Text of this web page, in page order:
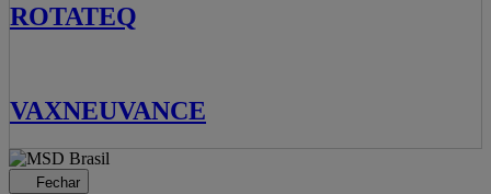
ROTATEQ
VAXNEUVANCE
Fechar